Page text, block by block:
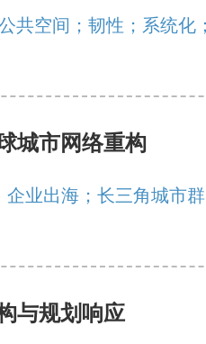
共空间；韧性；系统化
城市网络重构
企业出海；长三角城市
与规划响应